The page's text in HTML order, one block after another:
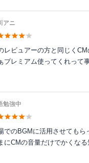
アニ
レビュアーの方と同じく
プレミアム使ってくれって
勉強中
でのBGMに活用させてもら
にCMの音量だけでかくな